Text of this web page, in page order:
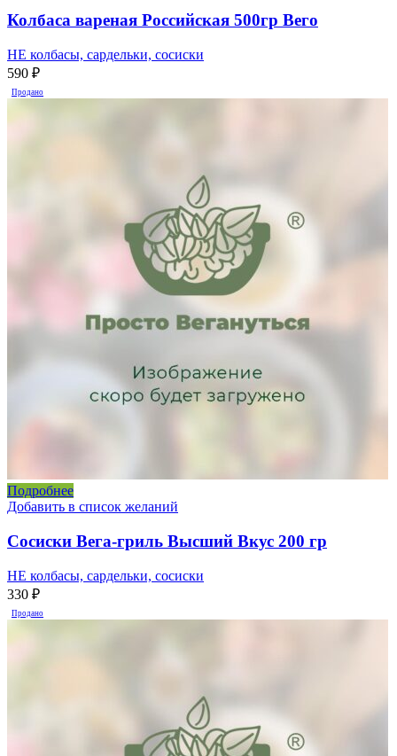
Колбаса вареная Российская 500гр Вего
НЕ колбасы, сардельки, сосиски
590 ₽
Продано
Подробнее
Добавить в список желаний
Сосиски Вега-гриль Высший Вкус 200 гр
НЕ колбасы, сардельки, сосиски
330 ₽
Продано